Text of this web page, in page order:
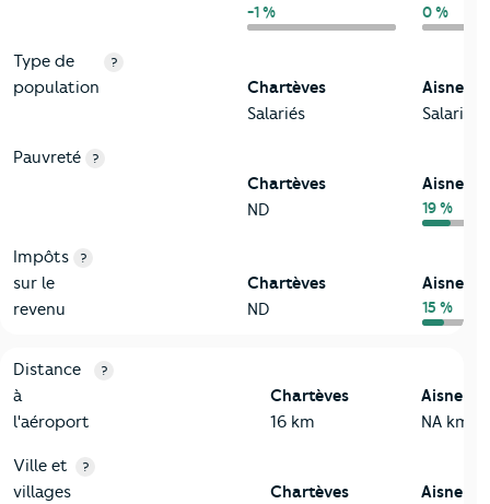
-1 % 0 %
Type de
population
?
Chartèves
Salariés
Aisne
Salariés
Pauvreté ?
Chartèves
ND
Aisne
19 %
Impôts
sur le
revenu
?
Chartèves
ND
Aisne
15 %
3-Environnement
Critères Chartèves
Distance
à
l'aéroport
?
Chartèves
16 km
Aisne
NA km
Ville et
villages
?
Chartèves
Aisne